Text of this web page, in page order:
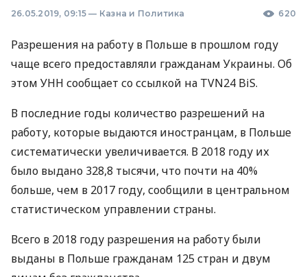
26.05.2019, 09:15 — Казна и Политика 620
Разрешения на работу в Польше в прошлом году
чаще всего предоставляли гражданам Украины. Об
этом УНН сообщает со ссылкой на TVN24 BiS.
В последние годы количество разрешений на
работу, которые выдаются иностранцам, в Польше
систематически увеличивается. В 2018 году их
было выдано 328,8 тысячи, что почти на 40%
больше, чем в 2017 году, сообщили в центральном
статистическом управлении страны.
Всего в 2018 году разрешения на работу были
выданы в Польше гражданам 125 стран и двум